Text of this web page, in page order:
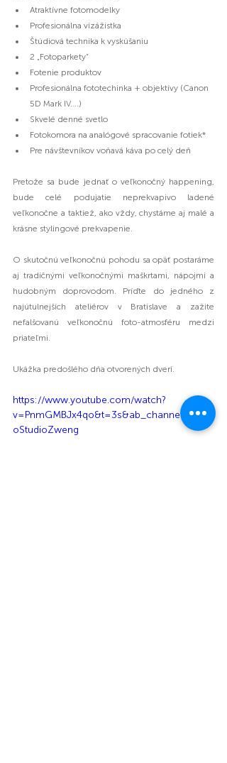
Atraktívne fotomodelky
Profesionálna vizážistka
Štúdiová technika k vyskúšaniu
2 „Fotoparkety“
Fotenie produktov
Profesionálna fototechinka + objektívy (Canon
5D Mark IV….)
Skvelé denné svetlo
Fotokomora na analógové spracovanie fotiek*
Pre návštevníkov voňavá káva po celý deň
Pretože sa bude jednať o veľkonočný happening,
bude celé podujatie neprekvapivo ladené
veľkonočne a taktiež, ako vždy, chystáme aj malé a
krásne stylingové prekvapenie.
O skutočnú veľkonočnú pohodu sa opäť postaráme
aj tradičnými veľkonočnými maškrtami, nápojmi a
hudobným doprovodom. Príďte do jedného z
najútulnejších ateliérov v Bratislave a zažite
nefalšovanú veľkonočnú foto-atmosféru medzi
priateľmi.
Ukážka predošlého dňa otvorených dverí.
https://www.youtube.com/watch?
v=PnmGMBJx4qo&t=3s&ab_channel=Phot
oStudioZweng